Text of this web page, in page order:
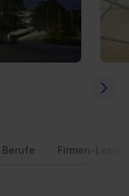
Berufe Firmen-